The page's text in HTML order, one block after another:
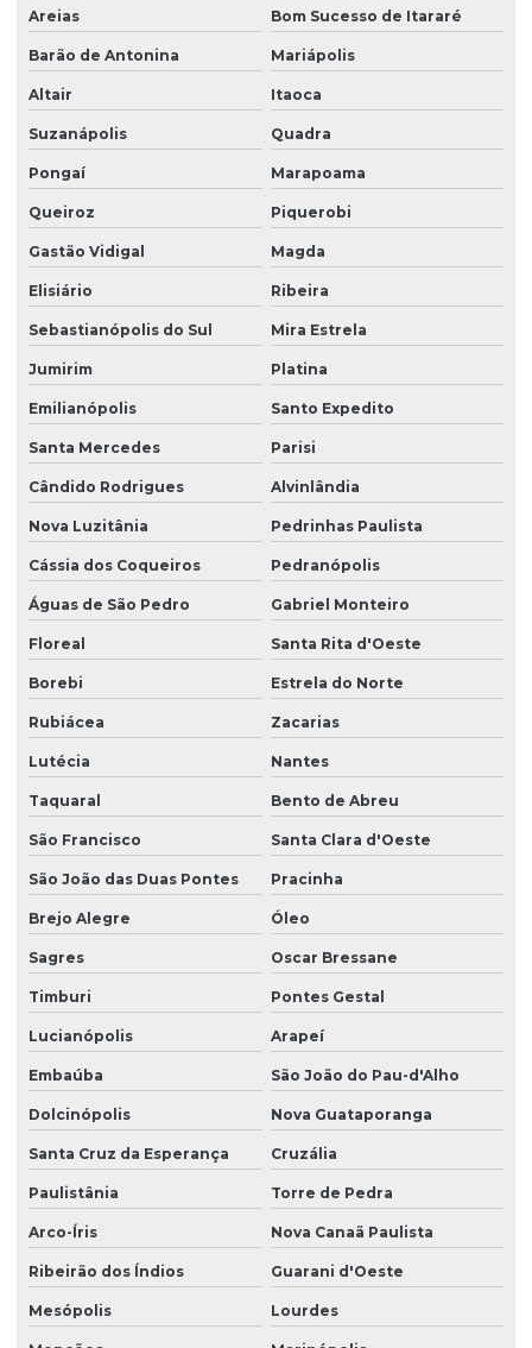
Areias Bom Sucesso de Itararé
Barão de Antonina Mariápolis
Altair Itaoca
Suzanápolis Quadra
Pongaí Marapoama
Queiroz Piquerobi
Gastão Vidigal Magda
Elisiário Ribeira
Sebastianópolis do Sul Mira Estrela
Jumirim Platina
Emilianópolis Santo Expedito
Santa Mercedes Parisi
Cândido Rodrigues Alvinlândia
Nova Luzitânia Pedrinhas Paulista
Cássia dos Coqueiros Pedranópolis
Águas de São Pedro Gabriel Monteiro
Floreal Santa Rita d'Oeste
Borebi Estrela do Norte
Rubiácea Zacarias
Lutécia Nantes
Taquaral Bento de Abreu
São Francisco Santa Clara d'Oeste
São João das Duas Pontes Pracinha
Brejo Alegre Óleo
Sagres Oscar Bressane
Timburi Pontes Gestal
Lucianópolis Arapeí
Embaúba São João do Pau-d'Alho
Dolcinópolis Nova Guataporanga
Santa Cruz da Esperança Cruzália
Paulistânia Torre de Pedra
Arco-Íris Nova Canaã Paulista
Ribeirão dos Índios Guarani d'Oeste
Mesópolis Lourdes